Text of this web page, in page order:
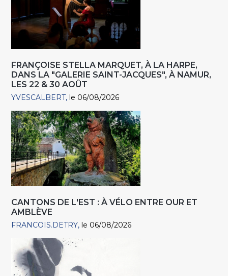
FRANÇOISE STELLA MARQUET, À LA HARPE,
DANS LA "GALERIE SAINT-JACQUES", À NAMUR,
LES 22 & 30 AOÛT
YVESCALBERT le 06/08/2026
CANTONS DE L'EST : À VÉLO ENTRE OUR ET
AMBLÈVE
FRANCOIS.DETRY le 06/08/2026